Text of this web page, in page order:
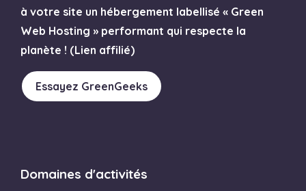
à votre site un hébergement labellisé « Green
Web Hosting » performant qui respecte la
planète ! (Lien affilié)
Essayez GreenGeeks
Domaines d'activités